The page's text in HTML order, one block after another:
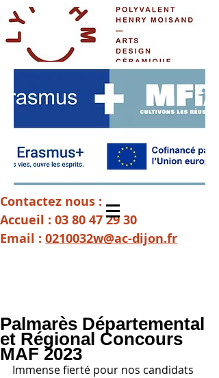
Contactez nous :
Accueil : 03 80 47 29 30
Email : 0210032w@ac-dijon.fr
Palmarès Départemental
et Régional Concours
MAF 2023
Immense fierté pour nos candidats